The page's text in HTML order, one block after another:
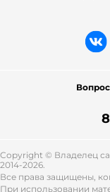
Copyright © Владелец
2014-2026.
Все права защищены,
При использовании